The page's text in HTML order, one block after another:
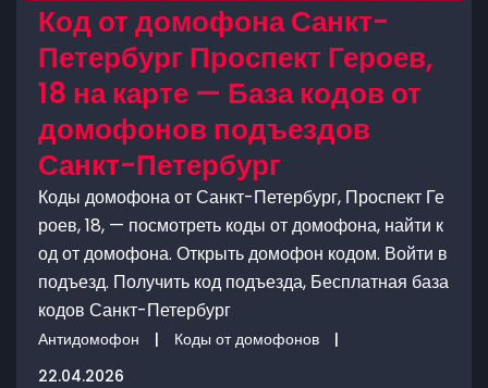
Код от домофона Санкт-
Петербург Проспект Героев,
18 на карте — База кодов от
домофонов подъездов
Санкт-Петербург
Коды домофона от Санкт-Петербург, Проспект Ге
роев, 18, — посмотреть коды от домофона, найти к
од от домофона. Открыть домофон кодом. Войти в
подъезд. Получить код подъезда, Бесплатная база
кодов Санкт-Петербург
Антидомофон | Коды от домофонов
|
22.04.2026